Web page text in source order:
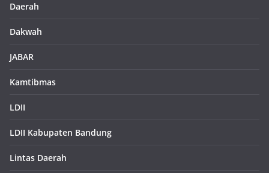
Daerah
Dakwah
JABAR
Kamtibmas
LDII
LDII Kabupaten Bandung
Lintas Daerah